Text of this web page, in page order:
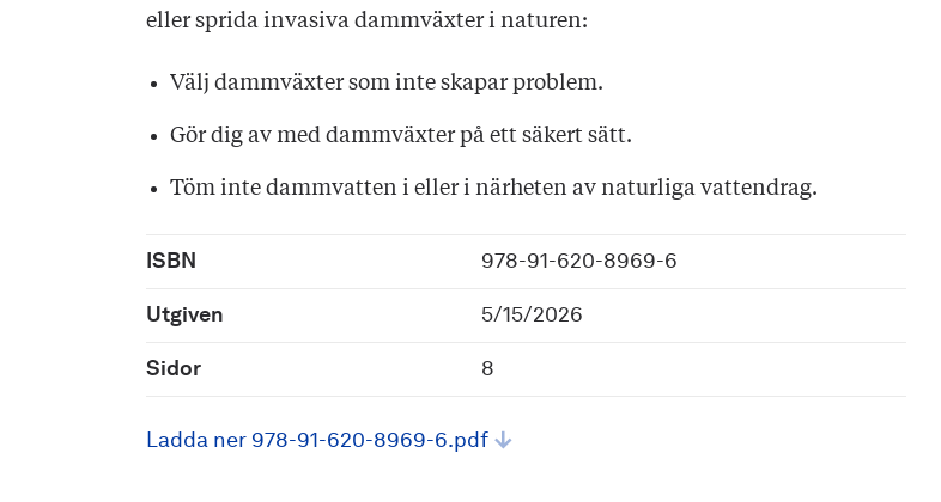
eller sprida invasiva dammväxter i naturen:
Välj dammväxter som inte skapar problem.
Gör dig av med dammväxter på ett säkert sätt.
Töm inte dammvatten i eller i närheten av naturliga vattendrag.
ISBN 978-91-620-8969-6
Utgiven 5/15/2026
Sidor 8
Ladda ner 978-91-620-8969-6.pdf